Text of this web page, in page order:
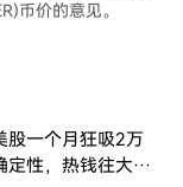
币价的意见。
股一个月狂吸2万
性，热钱往大型